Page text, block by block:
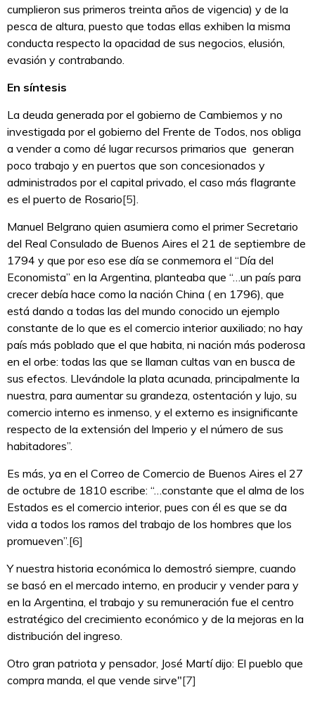
cumplieron sus primeros treinta años de vigencia) y de la
pesca de altura, puesto que todas ellas exhiben la misma
conducta respecto la opacidad de sus negocios, elusión,
evasión y contrabando.
En síntesis
La deuda generada por el gobierno de Cambiemos y no
investigada por el gobierno del Frente de Todos, nos obliga
a vender a como dé lugar recursos primarios que generan
poco trabajo y en puertos que son concesionados y
administrados por el capital privado, el caso más flagrante
es el puerto de Rosario[5].
Manuel Belgrano quien asumiera como el primer Secretario
del Real Consulado de Buenos Aires el 21 de septiembre de
1794 y que por eso ese día se conmemora el “Día del
Economista” en la Argentina, planteaba que “…un país para
crecer debía hace como la nación China ( en 1796), que
está dando a todas las del mundo conocido un ejemplo
constante de lo que es el comercio interior auxiliado; no hay
país más poblado que el que habita, ni nación más poderosa
en el orbe: todas las que se llaman cultas van en busca de
sus efectos. Llevándole la plata acunada, principalmente la
nuestra, para aumentar su grandeza, ostentación y lujo, su
comercio interno es inmenso, y el externo es insignificante
respecto de la extensión del Imperio y el número de sus
habitadores”.
Es más, ya en el Correo de Comercio de Buenos Aires el 27
de octubre de 1810 escribe: “…constante que el alma de los
Estados es el comercio interior, pues con él es que se da
vida a todos los ramos del trabajo de los hombres que los
promueven”.[6]
Y nuestra historia económica lo demostró siempre, cuando
se basó en el mercado interno, en producir y vender para y
en la Argentina, el trabajo y su remuneración fue el centro
estratégico del crecimiento económico y de la mejoras en la
distribución del ingreso.
Otro gran patriota y pensador, José Martí dijo: El pueblo que
compra manda, el que vende sirve"[7]